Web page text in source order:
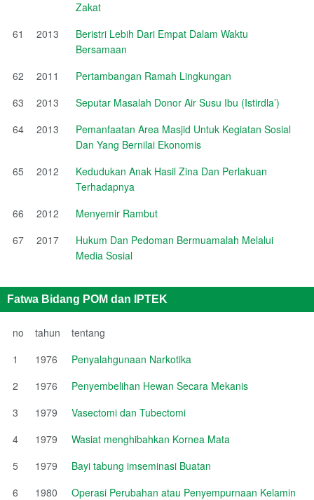
Zakat
61
2013
Beristri Lebih Dari Empat Dalam Waktu
Bersamaan
62
2011
Pertambangan Ramah Lingkungan
63
2013
Seputar Masalah Donor Air Susu Ibu (Istirdla’)
64
2013
Pemanfaatan Area Masjid Untuk Kegiatan Sosial
Dan Yang Bernilai Ekonomis
65
2012
Kedudukan Anak Hasil Zina Dan Perlakuan
Terhadapnya
66
2012
Menyemir Rambut
67
2017
Hukum Dan Pedoman Bermuamalah Melalui
Media Sosial
Fatwa Bidang POM dan IPTEK
no tahun
tentang
1
1976
Penyalahgunaan Narkotika
2
1976
Penyembelihan Hewan Secara Mekanis
3
1979
Vasectomi dan Tubectomi
4
1979
Wasiat menghibahkan Kornea Mata
5
1979
Bayi tabung imseminasi Buatan
6
1980
Operasi Perubahan atau Penyempurnaan Kelamin